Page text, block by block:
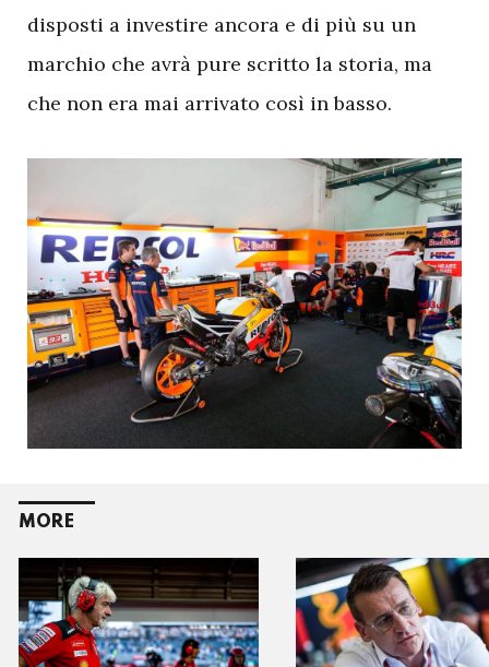
disposti a investire ancora e di più su un
marchio che avrà pure scritto la storia, ma
che non era mai arrivato così in basso.
MORE